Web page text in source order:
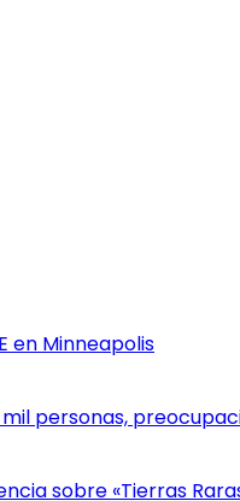
en Minneapolis
personas,
sobre «Tierras